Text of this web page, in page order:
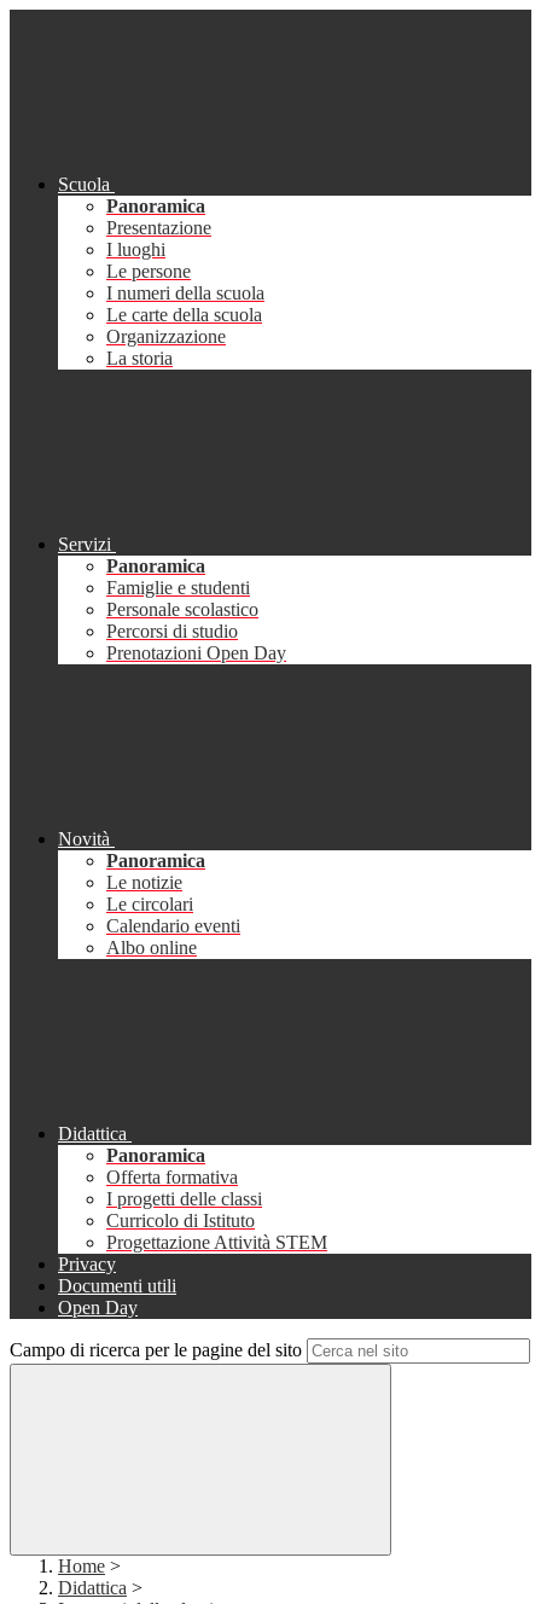
Scuola
Panoramica
Presentazione
I luoghi
Le persone
I numeri della scuola
Le carte della scuola
Organizzazione
La storia
Servizi
Panoramica
Famiglie e studenti
Personale scolastico
Percorsi di studio
Prenotazioni Open Day
Novità
Panoramica
Le notizie
Le circolari
Calendario eventi
Albo online
Didattica
Panoramica
Offerta formativa
I progetti delle classi
Curricolo di Istituto
Progettazione Attività STEM
Privacy
Documenti utili
Open Day
Campo di ricerca per le pagine del sito
Home >
Didattica >